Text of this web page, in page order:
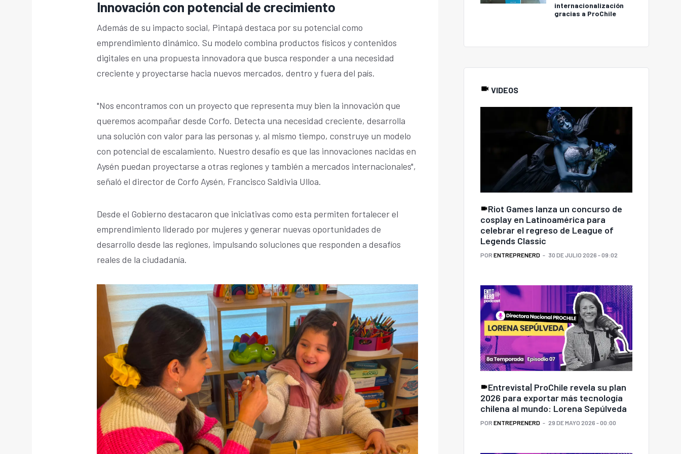
Innovación con potencial de crecimiento
Además de su impacto social, Pintapá destaca por su potencial como
emprendimiento dinámico. Su modelo combina productos físicos y contenidos
digitales en una propuesta innovadora que busca responder a una necesidad
creciente y proyectarse hacia nuevos mercados, dentro y fuera del país.
"Nos encontramos con un proyecto que representa muy bien la innovación que
queremos acompañar desde Corfo. Detecta una necesidad creciente, desarrolla
una solución con valor para las personas y, al mismo tiempo, construye un modelo
con potencial de escalamiento. Nuestro desafío es que las innovaciones nacidas en
Aysén puedan proyectarse a otras regiones y también a mercados internacionales",
señaló el director de Corfo Aysén, Francisco Saldivia Ulloa.
Desde el Gobierno destacaron que iniciativas como esta permiten fortalecer el
emprendimiento liderado por mujeres y generar nuevas oportunidades de
desarrollo desde las regiones, impulsando soluciones que responden a desafíos
reales de la ciudadanía.
internacionalización
gracias a ProChile
VIDEOS
Riot Games lanza un concurso de
cosplay en Latinoamérica para
celebrar el regreso de League of
Legends Classic
POR ENTREPRENERD 30 DE JULIO 2026 - 09:02
Entrevista| ProChile revela su plan
2026 para exportar más tecnología
chilena al mundo: Lorena Sepúlveda
POR ENTREPRENERD 29 DE MAYO 2026 - 00:00